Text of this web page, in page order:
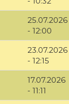
25.07.2026
- 12:00
23.07.2026
- 12:15
17.07.2026
- 11:11